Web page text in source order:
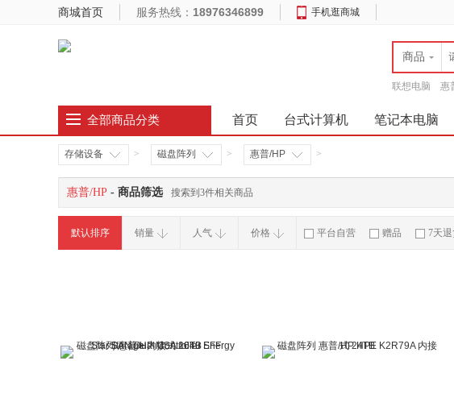
商城首页 服务热线： 18976346899 手机逛商城
商品
联想电脑 惠
全部商品分类 首页 台式计算机 笔记本电脑
存储设备 > 磁盘阵列 > 惠普/HP >
惠普/HP - 商品筛选 搜索到3件相关商品
默认排序 销量 人气 价格 平台自营 赠品 7天